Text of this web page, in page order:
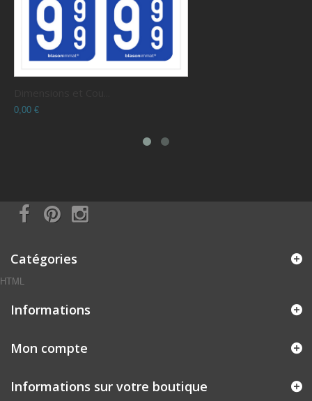
0,00 €
Catégories
HTML
Informations
Mon compte
Informations sur votre boutique